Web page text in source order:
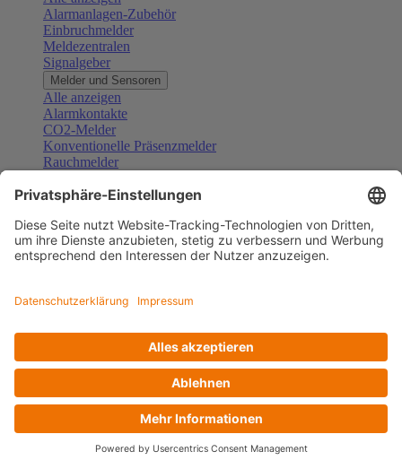
Alarmanlagen-Zubehör
Einbruchmelder
Meldezentralen
Signalgeber
Melder und Sensoren
Alle anzeigen
Alarmkontakte
CO2-Melder
Konventionelle Präsenzmelder
Rauchmelder
Gefahrenmelder
Türsprechanlagen
Alle anzeigen
Außenstationen
Klingeltaster und Gongs
Sprechanlagen-Sets
Zubehör Türkommunikation
Videoüberwachung
Zubehör Videoüberwachung
Alle anzeigen